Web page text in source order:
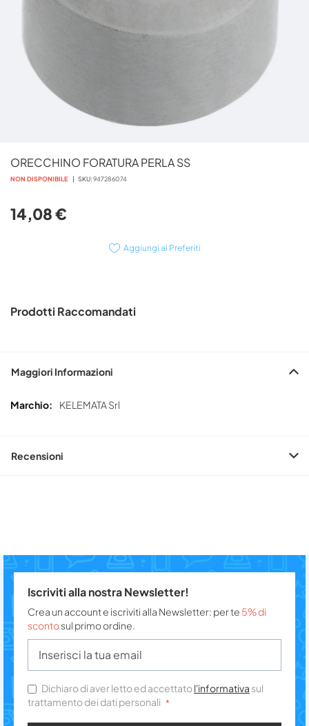
ORECCHINO FORATURA PERLA SS
NON DISPONIBILE SKU 947286074
14,08 €
Aggiungi ai Preferiti
all'inizio
della
immagini
Prodotti Raccomandati
Maggiori Informazioni
Maggiori
KELEMATA Srl
Recensioni
Iscriviti alla nostra Newsletter!
Crea un account e iscriviti alla Newsletter: per te 5% di
scontosul primo ordine.
Dichiaro di aver letto ed accettatol'informativa sul
trattamento dei dati personali